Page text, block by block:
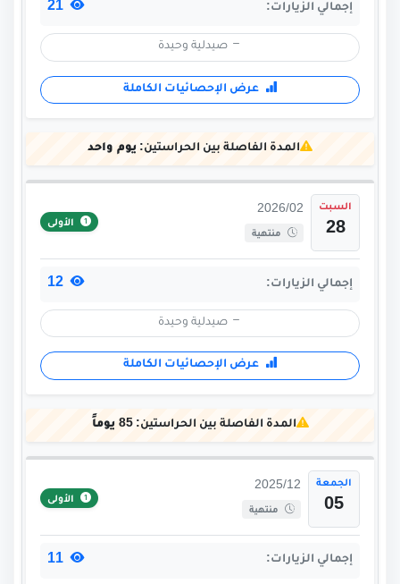
إجمالي الزيارات:
صيدلية وحيدة
عرض الإحصائيات الكاملة
المدة الفاصلة بين الحراستين: يوم واحد
السبت
28
2026/02
منتهية
الأولى
إجمالي الزيارات:
صيدلية وحيدة
عرض الإحصائيات الكاملة
المدة الفاصلة بين الحراستين:85 يوماً
الجمعة
05
2025/12
منتهية
الأولى
إجمالي الزيارات: